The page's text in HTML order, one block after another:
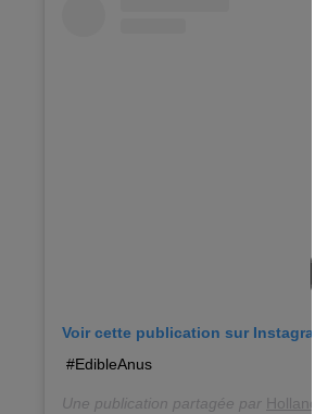
Voir cette publication sur
#EdibleAnus
Une publication partagée par